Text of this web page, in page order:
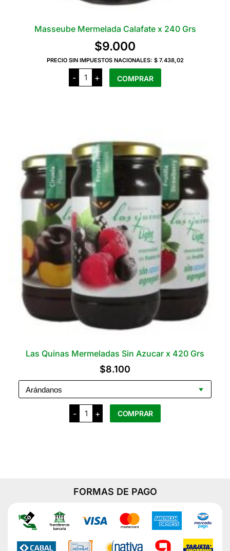
Masseube Mermelada Calafate x 240 Grs
$9.000
PRECIO SIN IMPUESTOS NACIONALES: $ 7.438,02
-
Masseube
Mermelada
Calafate
+ COMPRAR
Las Quinas Mermeladas Sin Azucar x 420 Grs
$8.100
-
Las
Quinas
Mermeladas
+ COMPRAR
Las
se
pueden
elegir
FORMAS DE PAGO